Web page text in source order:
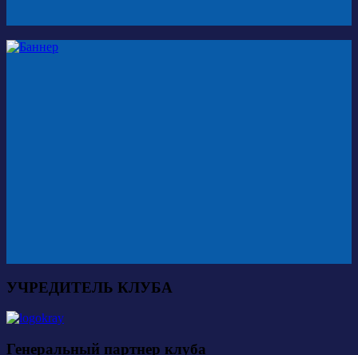
УЧРЕДИТЕЛЬ КЛУБА
Генеральный партнер клуба